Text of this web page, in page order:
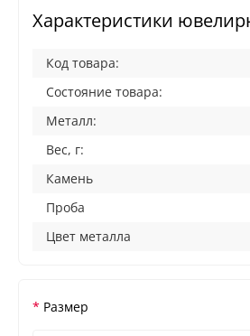
Характеристики
Код товара:
Состояние товара:
Металл:
Вес, г:
Камень
Проба
Цвет металла
Размер